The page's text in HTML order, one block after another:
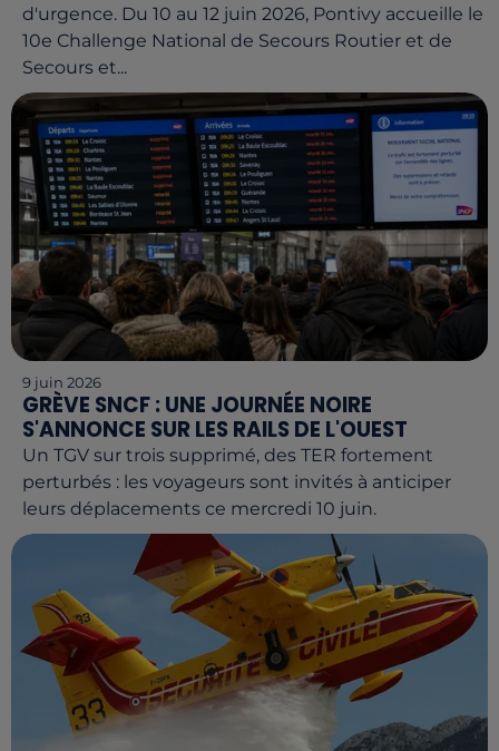
d'urgence. Du 10 au 12 juin 2026, Pontivy accueille le
10e Challenge National de Secours Routier et de
Secours et...
9 juin 2026
GRÈVE SNCF : UNE JOURNÉE NOIRE
S'ANNONCE SUR LES RAILS DE L'OUEST
Un TGV sur trois supprimé, des TER fortement
perturbés : les voyageurs sont invités à anticiper
leurs déplacements ce mercredi 10 juin.